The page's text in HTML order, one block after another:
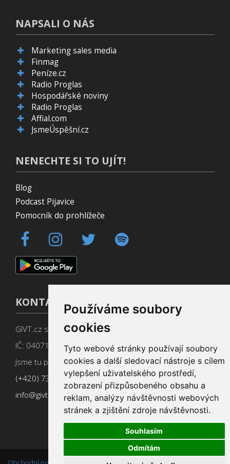
Používáme soubory
cookies
Tyto webové stránky používají soubory
cookies a další sledovací nástroje s cílem
vylepšení uživatelského prostředí,
zobrazení přizpůsobeného obsahu a
reklam, analýzy návštěvnosti webových
stránek a zjištění zdroje návštěvnosti.
Souhlasím
Odmítám
NAPSALI O NÁS
Marketing sales media
Finmag
Peníze.cz
Radio Proglas
Hospodářské noviny
Radio Proglas
Affial.com
JsmeÚspěšní.cz
NENECHTE SI TO UJÍT!
Blog
Podcast Pijavice
Pomocník do prohlížeče
KONTAKT
GIVT.cz s. r. o., Dolní nám. 16, 779 00 Olomouc
IČ: 04071433
Jsme tu pro Vás od 9:00 do 17:00
(+420) 737 266 402
info@givt.cz